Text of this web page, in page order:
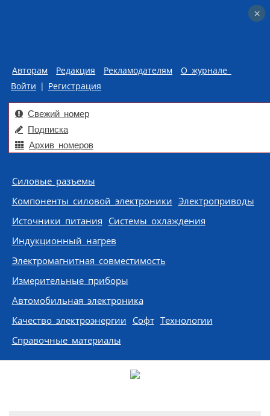
Авторам Редакция Рекламодателям
О журнале
Войти | Регистрация
Свежий номер
Подписка
Архив номеров
Skip to content
Силовые разъемы
Компоненты силовой электроники Электроприводы
Источники питания Системы охлаждения
Индукционный нагрев
Электромагнитная совместимость
Измерительные приборы
Автомобильная электроника
Качество электроэнергии Софт Технологии
Справочные материалы
×
×